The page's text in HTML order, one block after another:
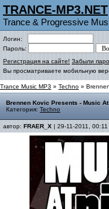
TRANCE-MP3.NET
Trance & Progressive
Логин:
Пароль:
Регистрация на сайте! Забыли
Вы просматриваете мобильную
Trance Music MP3 » Techno »
Brennen Kovic Presents - Music
Категория: Techno
автор: FRAER_X | 29-11-2011,